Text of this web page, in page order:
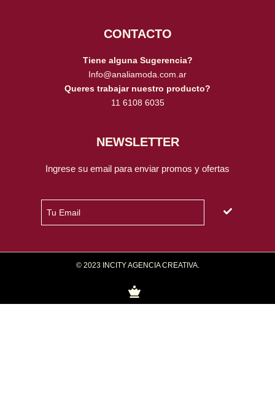
CONTACTO
Tiene alguna Sugerencia?
Info@analiamoda.com.ar​
Queres trabajar nuestro producto?​
11 6108 6035
NEWSLETTER
Ingrese su email para enviar promos y ofertas
© 2023 INCITY AGENCIA CREATIVA.